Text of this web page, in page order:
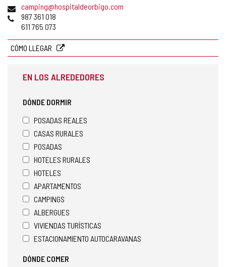
Dirección
de
correo
camping@hospitaldeorbigo.com
Teléfonos
987 361 018
611 765 073
CÓMO LLEGAR
EN LOS ALREDEDORES
DÓNDE DORMIR
POSADAS REALES
CASAS RURALES
POSADAS
HOTELES RURALES
HOTELES
APARTAMENTOS
CAMPINGS
ALBERGUES
VIVIENDAS TURÍSTICAS
ESTACIONAMIENTO AUTOCARAVANAS
DÓNDE COMER